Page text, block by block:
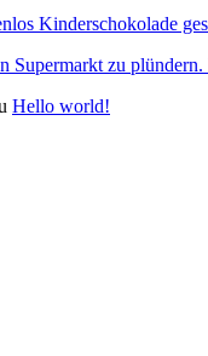
Kinderschokolade
Supermarkt zu
Hello world!